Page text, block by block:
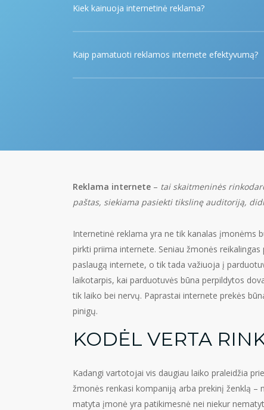
spaudai, reklaminiai straipsniai ir kt.
Kiek kainuoja internetinė reklama?
Kaip pamatuoti reklamos internete efektyvumą?
Reklama internete – tai skaitmeninės
paštas, siekiama pasiekti tikslinę auditoriją,
Internetinė reklama yra ne tik kanalas įmonėms
pirkti priima internete. Seniau žmonės
paslaugą internete, o tik tada važiuoja į
laikotarpis, kai parduotuvės būna perpildytos
tik laiko bei nervų. Paprastai internete prekės
pinigų.
KODĖL VERTA
Kadangi vartotojai vis daugiau laiko praleidžia
žmonės renkasi kompaniją arba prekinį ženklą
matyta įmonė yra patikimesnė nei niekur